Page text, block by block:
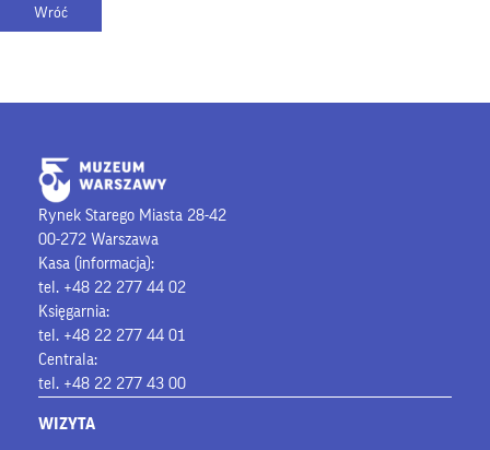
Rynek Starego Miasta 28-42
00-272 Warszawa
Kasa (informacja):
tel. +48 22 277 44 02
Księgarnia:
tel. +48 22 277 44 01
Centrala:
tel. +48 22 277 43 00
WIZYTA